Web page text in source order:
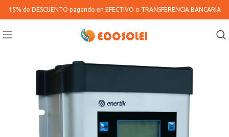
15% de DESCUENTO pagando en EFECTIVO o TRANSFERENCIA BANCARIA